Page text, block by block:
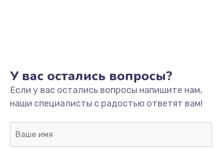
У вас остались вопросы?
Если у вас остались вопросы напишите нам,
наши специалисты с радостью ответят вам!